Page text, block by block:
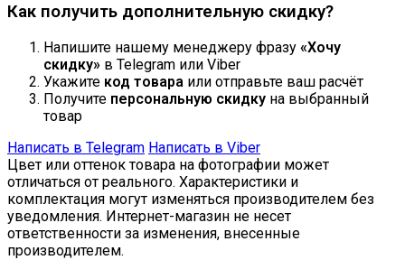
Как получить дополнительную скидку?
Напишите нашему менеджеру фразу «Хочу
скидку» в Telegram или Viber
Укажите код товара или отправьте ваш расчёт
Получите персональную скидку на выбранный
товар
Написать в Telegram Написать в Viber
Цвет или оттенок товара на фотографии может
отличаться от реального. Характеристики и
комплектация могут изменяться производителем без
уведомления. Интернет-магазин не несет
ответственности за изменения, внесенные
производителем.